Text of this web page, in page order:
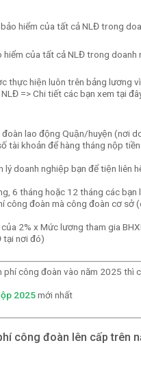
hiểm của tất cả NLĐ trong
hiểm của tất cả NLĐ trong doanh
thực hiện luôn trên bảng lương
=> Chi tiết các bạn xem tại
đoàn lao động Quận/huyện (nơi
tài khoản để hàng tháng nộp
doanh nghiệp bạn để tiện liên
6 tháng hoặc 12 tháng các bạn
công đoàn mà công đoàn cơ sở
2% x Mức lương tham gia
tại nơi đó)
công đoàn vào năm 2025 thì
2025mới nhất
công đoàn lên cấp trên